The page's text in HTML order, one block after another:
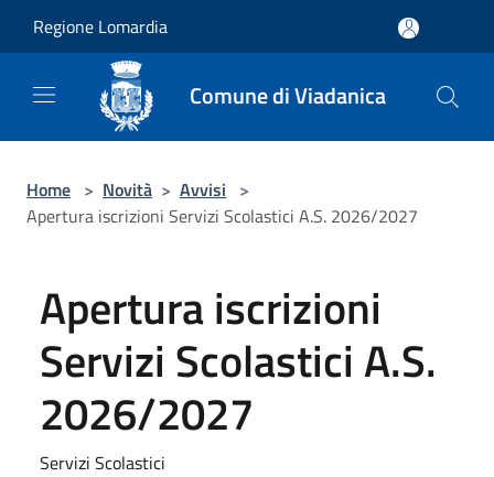
Regione Lomardia
Comune di Viadanica
Home > Novità > Avvisi >
Apertura iscrizioni Servizi Scolastici A.S. 2026/2027
Apertura iscrizioni
Servizi Scolastici A.S.
2026/2027
Servizi Scolastici